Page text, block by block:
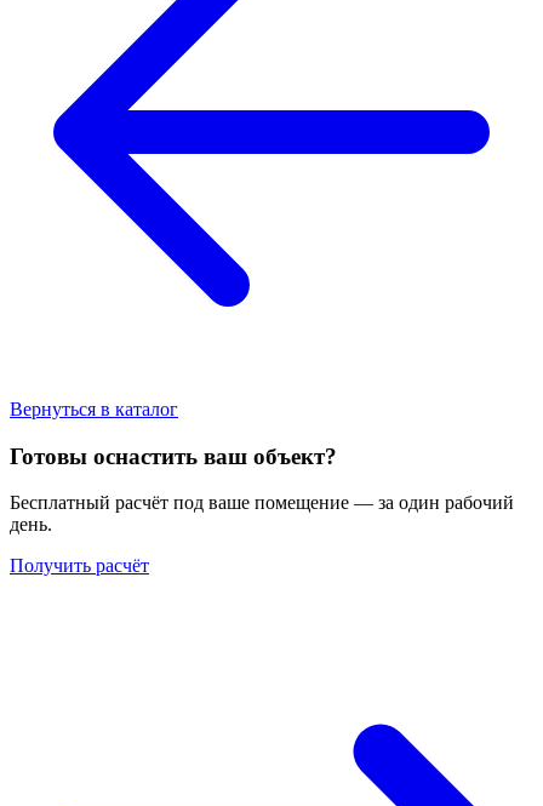
Вернуться в каталог
Готовы оснастить ваш объект?
Бесплатный расчёт под ваше помещение — за один рабочий
день.
Получить расчёт